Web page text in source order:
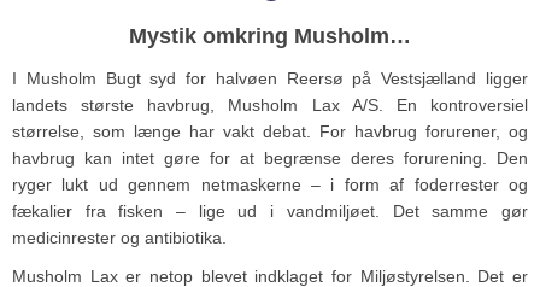
Mystik omkring Musholm…
I Musholm Bugt syd for halvøen Reersø på Vestsjælland ligger
landets største havbrug, Musholm Lax A/S. En kontroversiel
størrelse, som længe har vakt debat. For havbrug forurener, og
havbrug kan intet gøre for at begrænse deres forurening. Den
ryger lukt ud gennem netmaskerne – i form af foderrester og
fækalier fra fisken – lige ud i vandmiljøet. Det samme gør
medicinrester og antibiotika.
Musholm Lax er netop blevet indklaget for Miljøstyrelsen. Det er